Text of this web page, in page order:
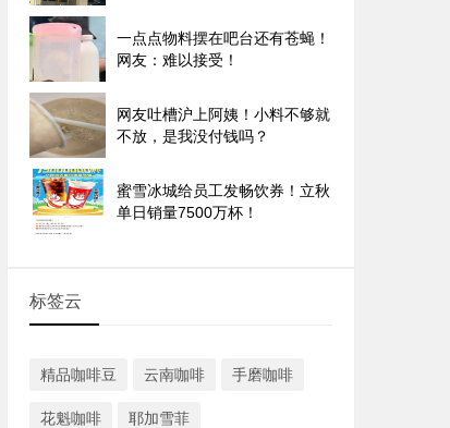
一点点物料摆在吧台还有苍蝇！
网友：难以接受！
网友吐槽沪上阿姨！小料不够就
不放，是我没付钱吗？
蜜雪冰城给员工发畅饮券！立秋
单日销量7500万杯！
标签云
精品咖啡豆 云南咖啡 手磨咖啡
花魁咖啡 耶加雪菲